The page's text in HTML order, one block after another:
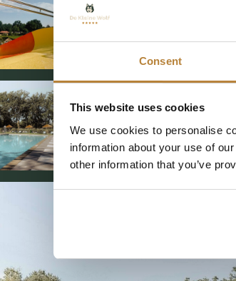
Consent
This website uses cookies
We use cookies to personalise
information about your use of
other information that you’ve